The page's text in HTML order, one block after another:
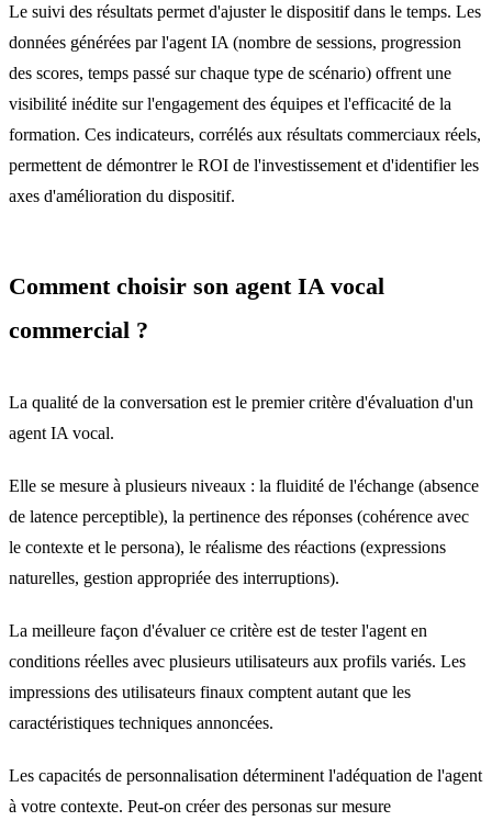
Le suivi des résultats permet d'ajuster le dispositif dans le temps. Les
données générées par l'agent IA (nombre de sessions, progression
des scores, temps passé sur chaque type de scénario) offrent une
visibilité inédite sur l'engagement des équipes et l'efficacité de la
formation. Ces indicateurs, corrélés aux résultats commerciaux réels,
permettent de démontrer le ROI de l'investissement et d'identifier les
axes d'amélioration du dispositif.
Comment choisir son agent IA vocal
commercial ?
La qualité de la conversation est le premier critère d'évaluation d'un
agent IA vocal.
Elle se mesure à plusieurs niveaux : la fluidité de l'échange (absence
de latence perceptible), la pertinence des réponses (cohérence avec
le contexte et le persona), le réalisme des réactions (expressions
naturelles, gestion appropriée des interruptions).
La meilleure façon d'évaluer ce critère est de tester l'agent en
conditions réelles avec plusieurs utilisateurs aux profils variés. Les
impressions des utilisateurs finaux comptent autant que les
caractéristiques techniques annoncées.
Les capacités de personnalisation déterminent l'adéquation de l'agent
à votre contexte. Peut-on créer des personas sur mesure